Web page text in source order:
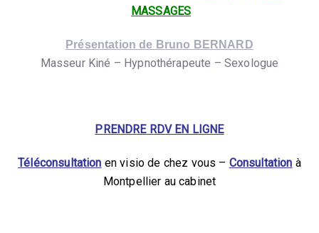
MASSAGES
Présentation de Bruno BERNARD
Masseur Kiné – Hypnothérapeute – Sexologue
PRENDRE RDV EN LIGNE
Téléconsultation en visio de chez vous – Consultation à
Montpellier au cabinet